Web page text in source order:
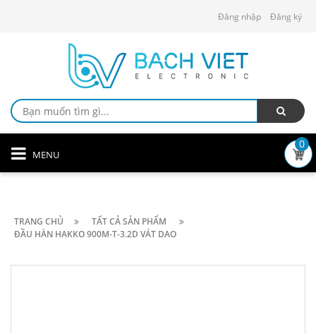
Đăng nhập Đăng ký
MENU
0
TRANG CHỦ
TẤT CẢ SẢN PHẨM
ĐẦU HÀN HAKKO 900M-T-3.2D VÁT DAO